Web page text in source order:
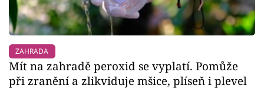
ZAHRADA
Mít na zahradě peroxid se vyplatí. Pomůže
při zranění a zlikviduje mšice, plíseň i plevel